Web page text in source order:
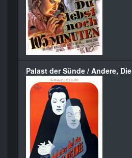
Palast der Sünde / Andere, Die